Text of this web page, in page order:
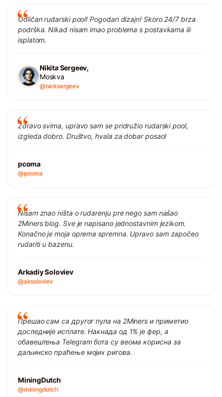
Odličan rudarski pool! Pogodan dizajn! Skoro 24/7 brza
podrška. Nikad nisam imao problema s postavkama ili
isplatom.
Nikita Sergeev,
Moskva
@nicksergeev
Zdravo svima, upravo sam se pridružio rudarski pool,
izgleda dobro. Društvo, hvala za dobar posao!
pcoma
@pcoma
Nisam znao ništa o rudarenju pre nego sam našao
2Miners blog. Sve je napisano jednostavnim jezikom.
Konačno je moja oprema spremna. Upravo sam započeo
rudariti u bazenu.
Arkadiy Soloviev
@aksoloviev
Прешао сам са другог пула на 2Miners и приметио
доследније исплате. Накнада од 1% је фер, а
обавештења Telegram бота су веома корисна за
даљинско праћење мојих ригова.
MiningDutch
@miningdutch